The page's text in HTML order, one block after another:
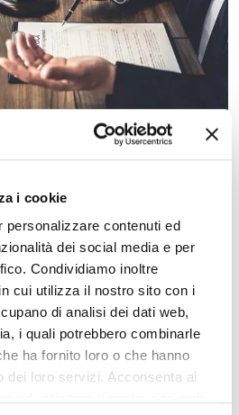
i cookie
personalizzare contenuti ed
dei social media e per
Condividiamo inoltre
cui utilizza il nostro sito con i
di analisi dei dati web,
i quali potrebbero combinarle
ha fornito loro o che hanno
dei loro servizi. Acconsenta ai
giusta causa per
2024, la Corte di Cassazione
giusta causa di
a condotte extralavorative. Il
riguarda…